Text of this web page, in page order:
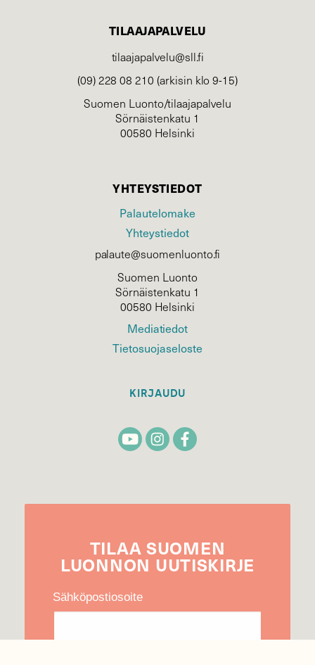
TILAAJAPALVELU
tilaajapalvelu@sll.fi
(09) 228 08 210 (arkisin klo 9-15)
Suomen Luonto/tilaajapalvelu
Sörnäistenkatu 1
00580 Helsinki
YHTEYSTIEDOT
Palautelomake
Yhteystiedot
palaute@suomenluonto.fi
Suomen Luonto
Sörnäistenkatu 1
00580 Helsinki
Mediatiedot
Tietosuojaseloste
KIRJAUDU
TILAA SUOMEN
LUONNON UUTIS­KIRJE
Sähköpostiosoite